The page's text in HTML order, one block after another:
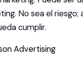
No sea el
cumplir.
Advertising